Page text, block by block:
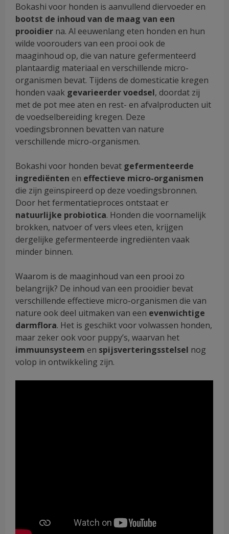
Bokashi voor honden is aanvullend diervoeder en
bootst de inhoud van de maag van een
prooidier na. Al eeuwenlang eten honden en hun
wilde voorouders van een prooi ook de
maaginhoud op, die van nature gefermenteerd
plantaardig materiaal en verschillende micro-
organismen bevat. Tijdens de domesticatie kregen
honden vaak gevarieerdervoedsel, doordat zij
met de pot mee aten en rest- en afvalproducten uit
de voedselbereiding kregen. Deze
voedingsbronnen bevatten van nature
verschillende micro-organismen.
Bokashi voor honden bevat gefermenteerde
ingrediënten en effectieve micro-organismen
die zijn geïnspireerd op deze voedingsbronnen.
Door het fermentatieproces ontstaat er
natuurlijke probiotica. Honden die voornamelijk
brokken, natvoer of vers vlees eten, krijgen
dergelijke gefermenteerde ingrediënten vaak
minder binnen.
Waarom is de maaginhoud van een prooi zo
belangrijk? De inhoud van een prooidier bevat
verschillende effectieve micro-organismen die van
nature ook deel uitmaken van een evenwichtige
darmflora. Het is geschikt voor volwassen honden,
maar zeker ook voor puppy’s, waarvan het
immuunsysteem en spijsverteringsstelsel nog
volop in ontwikkeling zijn.